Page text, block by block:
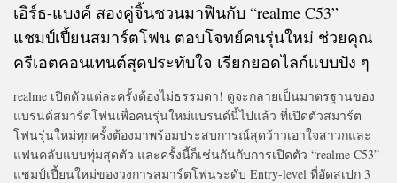
เอิร์ธ-แบงค์ สองคู่จิ้นชวนมาฟินกับ “realme C53”
แชมป์เปี้ยนสมาร์ตโฟน ตอบโจทย์คนรุ่นใหม่ ช่วยคุณ
ครีเอตคอนเทนต์สุดประทับใจ เรียกยอดไลก์แบบปัง ๆ
realme เปิดตัวแต่ละครั้งต้องไม่ธรรมดา! ดูจะกลายเป็นมาตรฐานของ
แบรนด์สมาร์ตโฟนเพื่อคนรุ่นใหม่แบรนด์นี้ไปแล้ว ที่เปิดตัวสมาร์ต
โฟนรุ่นใหม่ทุกครั้งต้องมาพร้อมประสบการณ์สุดว้าวเอาใจสาวกและ
แฟนคลับแบบทุ่มสุดตัว และครั้งนี้ก็เช่นกันกับการเปิดตัว “realme C53”
แชมป์เปี้ยนใหม่ของวงการสมาร์ตโฟนระดับ Entry-level ที่อัดสเปก 3